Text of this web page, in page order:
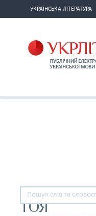
УКРАЇНСЬКА ЛІТЕРАТУРА
ТОЯ